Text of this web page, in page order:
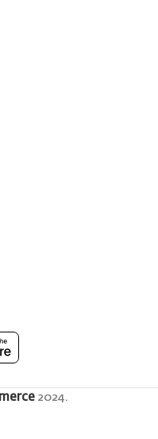
2024.